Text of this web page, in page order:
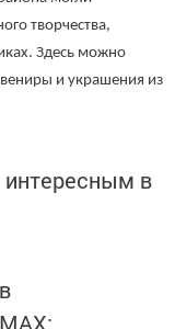
творчества,
Здесь можно
и украшения из
в